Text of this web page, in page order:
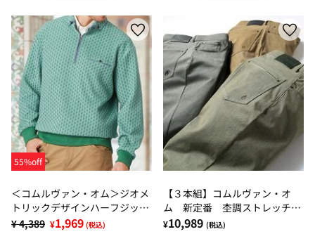
55%off
＜コムルヴァン・オム＞ジオメ
トリックデザインハーフジップ
トレーナー
¥ 4,389 ¥1,969 (税込)
【３本組】コムルヴァン・オ
ム 新定番 杢調ストレッチパ
ンツ
¥10,989 (税込)